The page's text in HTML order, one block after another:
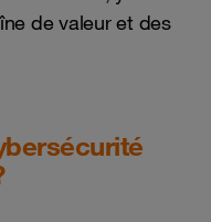
de valeur et des